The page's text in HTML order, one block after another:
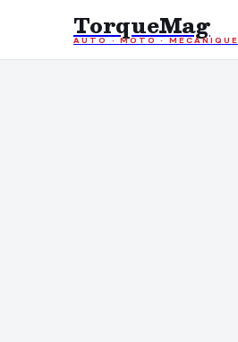
TorqueMag
AUTO · MOTO · MÉCANIQUE